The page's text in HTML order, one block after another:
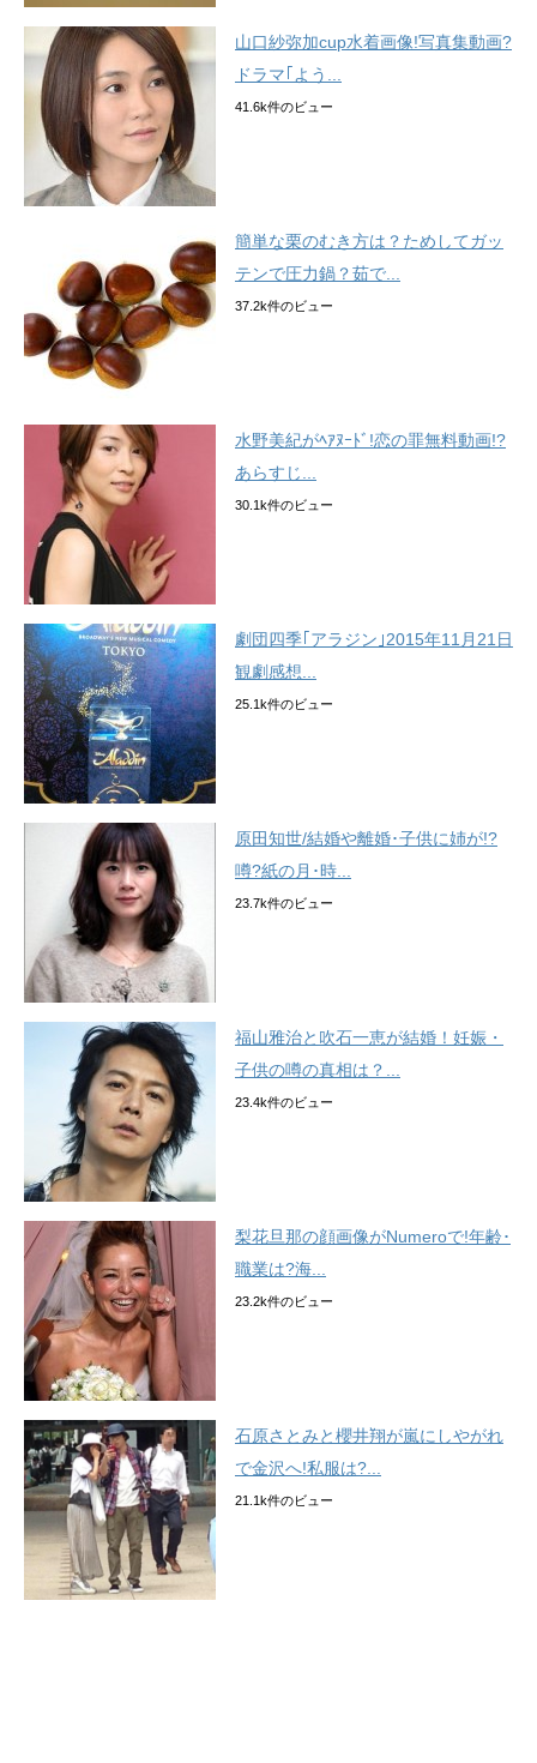
山口紗弥加cup水着画像!写真集動画?
ドラマ｢よう...
41.6k件のビュー
簡単な栗のむき方は？ためしてガッ
テンで圧力鍋？茹で...
37.2k件のビュー
水野美紀がﾍｱﾇｰﾄﾞ!恋の罪無料動画!?
あらすじ...
30.1k件のビュー
劇団四季｢アラジン｣2015年11月21日
観劇感想...
25.1k件のビュー
原田知世/結婚や離婚･子供に姉が!?
噂?紙の月･時...
23.7k件のビュー
福山雅治と吹石一恵が結婚！妊娠・
子供の噂の真相は？...
23.4k件のビュー
梨花旦那の顔画像がNumeroで!年齢･
職業は?海...
23.2k件のビュー
石原さとみと櫻井翔が嵐にしやがれ
で金沢へ!私服は?...
21.1k件のビュー